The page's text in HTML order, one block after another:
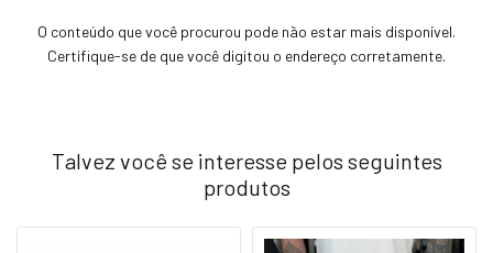
O conteúdo que você procurou pode não estar mais disponível.
Certifique-se de que você digitou o endereço corretamente.
Talvez você se interesse pelos seguintes
produtos